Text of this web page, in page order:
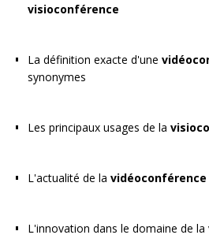
visioconférence
La définition exacte d'une
synonymes
Les principaux usages de la
L'actualité de la vidéoconférence
L'innovation dans le domaine de la